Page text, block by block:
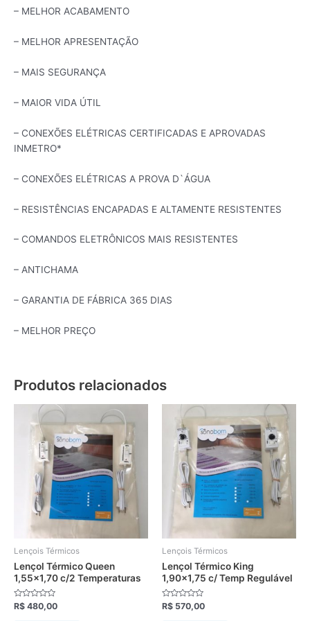
– MELHOR ACABAMENTO
– MELHOR APRESENTAÇÃO
– MAIS SEGURANÇA
– MAIOR VIDA ÚTIL
– CONEXÕES ELÉTRICAS CERTIFICADAS E APROVADAS
INMETRO*
– CONEXÕES ELÉTRICAS A PROVA D`ÁGUA
– RESISTÊNCIAS ENCAPADAS E ALTAMENTE RESISTENTES
– COMANDOS ELETRÔNICOS MAIS RESISTENTES
– ANTICHAMA
– GARANTIA DE FÁBRICA 365 DIAS
– MELHOR PREÇO
Produtos relacionados
Lençois Térmicos
Lençol Térmico Queen
1,55×1,70 c/2 Temperaturas
Avaliação
R$ 480,00
produto
tem
várias
variantes.
As
opções
podem
na
página
Lençois Térmicos
Lençol Térmico King
1,90×1,75 c/ Temp Regulável
Avaliação
R$ 570,00
produto
tem
várias
variantes.
As
opções
podem
na
página